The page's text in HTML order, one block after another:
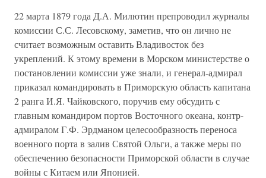
22 марта 1879 года Д.А. Милютин препроводил журналы
комиссии С.С. Лесовскому, заметив, что он лично не
считает возможным оставить Владивосток без
укреплений. К этому времени в Морском министерстве о
постановлении комиссии уже знали, и генерал-адмирал
приказал командировать в Приморскую область капитана
2 ранга И.Я. Чайковского, поручив ему обсудить с
главным командиром портов Восточного океана, контр-
адмиралом Г.Ф. Эрдманом целесообразность переноса
военного порта в залив Святой Ольги, а также меры по
обеспечению безопасности Приморской области в случае
войны с Китаем или Японией.